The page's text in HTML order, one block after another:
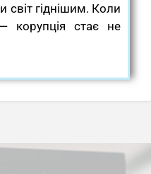
гіднішим. Коли
корупція стає не